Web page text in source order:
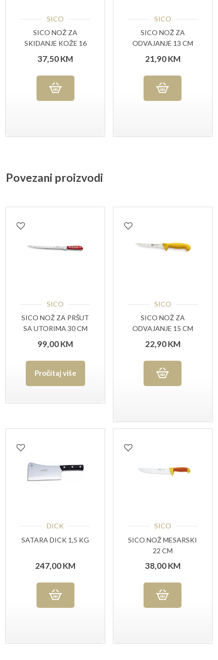
SICO
SICO NOŽ ZA
SKIDANJE KOŽE 16
37,50KM
SICO
SICO NOŽ ZA
ODVAJANJE 13 CM
21,90KM
Povezani proizvodi
SICO
SICO NOŽ ZA PRŠUT
SA UTORIMA 30 CM
ELEVATING CUT
99,00KM
Pročitaj više
SICO
SICO NOŽ ZA
ODVAJANJE 15 CM
22,90KM
DICK
SATARA DICK 1,5 KG
247,00KM
SICO
SICO NOŽ MESARSKI
22 CM
38,00KM